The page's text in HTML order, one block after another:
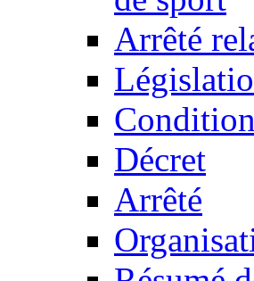
Arrêté
Décret
Arrêté